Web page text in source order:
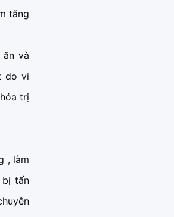
tăng
ăn và
do vi
trị
, làm
bị tấn